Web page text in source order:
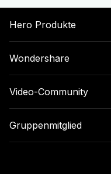
Hero Produkte
Wondershare
Video-Community
Gruppenmitglied